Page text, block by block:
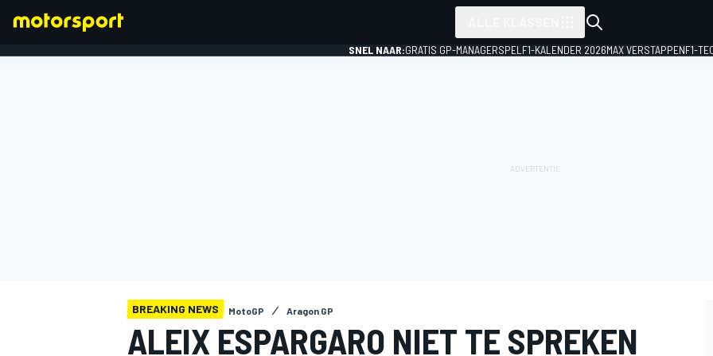
SNEL NAAR:GRATIS GP-MANAGERSPEL F1-KALENDER 2026MAX VERSTAPPENF1-
BREAKING NEWS MotoGP Aragon GP
ALEIX ESPARGARO NIET TE SPREKEN